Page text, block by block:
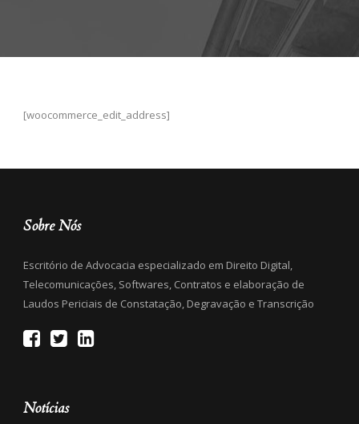
[woocommerce_edit_address]
Sobre Nós
Escritório de Advocacia especializado em Direito Digital,
Telecomunicações, Softwares, Contratos e elaboração de
Laudos Periciais de Constatação, Degravação e Transcrição
Notícias